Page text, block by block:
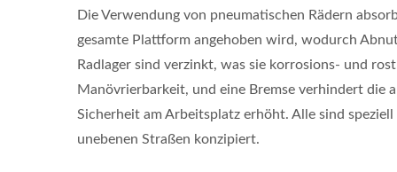
Die Verwendung von pneumatischen Rädern
gesamte Plattform angehoben wird, wodurch
Radlager sind verzinkt, was sie korrosions- und
Manövrierbarkeit, und eine Bremse verhindert die
Sicherheit am Arbeitsplatz erhöht. Alle sind
unebenen Straßen konzipiert.
Lieferant (Beladung 60 KG) -
Professioneller OEM/ODM
Handwagen Lieferant,
Maßgeschneiderter
Handwagen. Professioneller
OEM/ODM Handwagen